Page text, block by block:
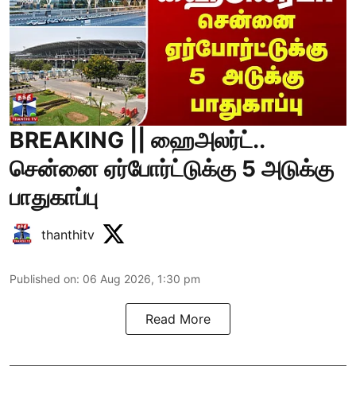
BREAKING || ஹைஅலர்ட்..
சென்னை ஏர்போர்ட்டுக்கு 5 அடுக்கு
பாதுகாப்பு
thanthitv
Published on: 06 Aug 2026, 1:30 pm
Read More